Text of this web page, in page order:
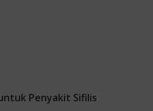
Penyakit Sifilis